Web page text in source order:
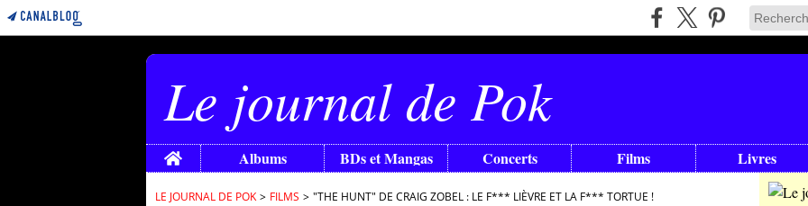
Le journal de Pok
Home Albums BDs et Mangas Concerts Films Livres
LE JOURNAL DE POK > FILMS > "THE HUNT" DE CRAIG ZOBEL : LE F*** LIÈVRE ET LA F*** TORTUE !